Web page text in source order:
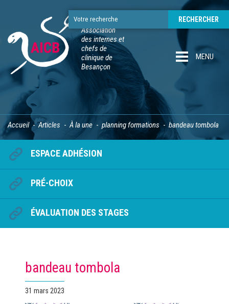
Association
des internes et
chefs de
clinique de
Besançon
MENU
Accueil Articles À la une planning formations bandeau tombola
ESPACE ADHÉSION
PRÉ-CHOIX
ÉVALUATION DES STAGES
bandeau tombola
Publié
31 mars 2023